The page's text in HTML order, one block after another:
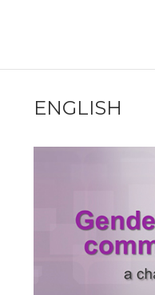
ENGLISH